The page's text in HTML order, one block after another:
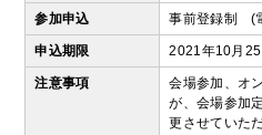
参加申込 事前登録制 (
申込期限 2021年10月
注意事項
会場参加、オ
が、会場参加
更させていた